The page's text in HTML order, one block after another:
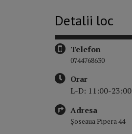
Detalii loc
Telefon
0744768630
Orar
L-D: 11:00-23:00
Adresa
Șoseaua Pipera 44